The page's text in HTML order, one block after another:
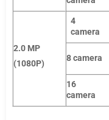
2.0 MP
(1080P)
4
camera
8 camera
16
camera